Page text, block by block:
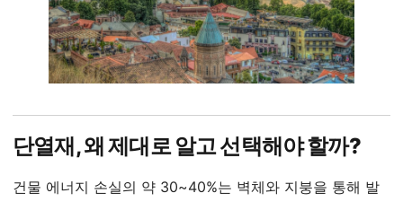
단열재, 왜 제대로 알고 선택해야 할까?
건물 에너지 손실의 약 30~40%는 벽체와 지붕을 통해 발